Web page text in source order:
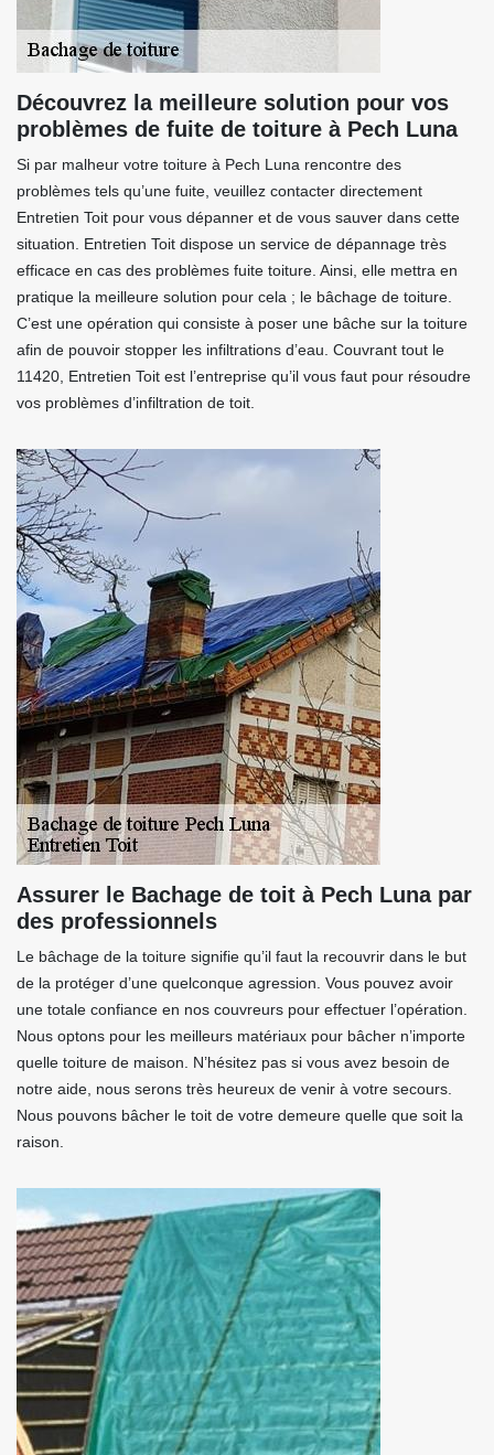
Découvrez la meilleure solution pour vos
problèmes de fuite de toiture à Pech Luna
Si par malheur votre toiture à Pech Luna rencontre des
problèmes tels qu’une fuite, veuillez contacter directement
Entretien Toit pour vous dépanner et de vous sauver dans cette
situation. Entretien Toit dispose un service de dépannage très
efficace en cas des problèmes fuite toiture. Ainsi, elle mettra en
pratique la meilleure solution pour cela ; le bâchage de toiture.
C’est une opération qui consiste à poser une bâche sur la toiture
afin de pouvoir stopper les infiltrations d’eau. Couvrant tout le
11420, Entretien Toit est l’entreprise qu’il vous faut pour résoudre
vos problèmes d’infiltration de toit.
Assurer le Bachage de toit à Pech Luna par
des professionnels
Le bâchage de la toiture signifie qu’il faut la recouvrir dans le but
de la protéger d’une quelconque agression. Vous pouvez avoir
une totale confiance en nos couvreurs pour effectuer l’opération.
Nous optons pour les meilleurs matériaux pour bâcher n’importe
quelle toiture de maison. N’hésitez pas si vous avez besoin de
notre aide, nous serons très heureux de venir à votre secours.
Nous pouvons bâcher le toit de votre demeure quelle que soit la
raison.